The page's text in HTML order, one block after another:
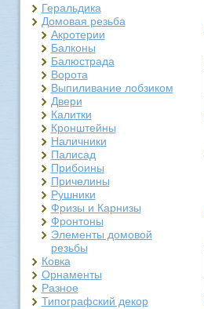
Геральдика
Домовая резьба
Акротерии
Балконы
Балюстрада
Ворота
Выпиливание лобзиком
Двери
Калитки
Кронштейны
Наличники
Палисад
Прибоины
Причелины
Рушники
Фризы и Карнизы
Фронтоны
Элементы домовой
резьбы
Ковка
Орнаменты
Разное
Типографский декор